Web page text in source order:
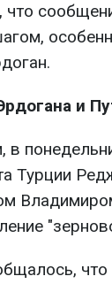
что
и
в
Турции